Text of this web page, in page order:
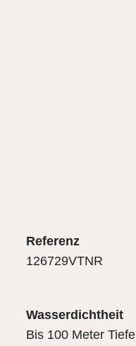
Referenz
126729VTNR
Wasserdichtheit
Bis 100 Meter Tiefe